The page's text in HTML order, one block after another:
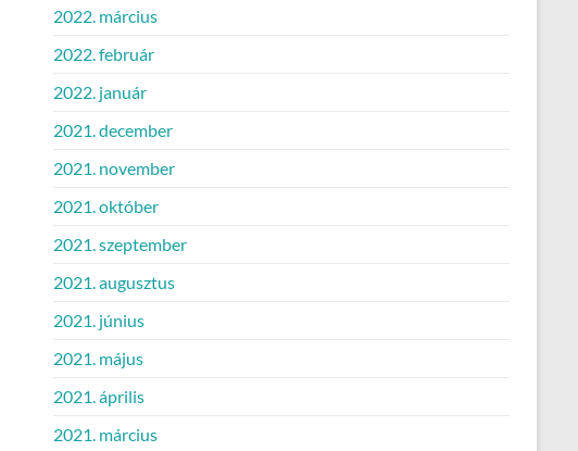
2022. március
2022. február
2022. január
2021. december
2021. november
2021. október
2021. szeptember
2021. augusztus
2021. június
2021. május
2021. április
2021. március